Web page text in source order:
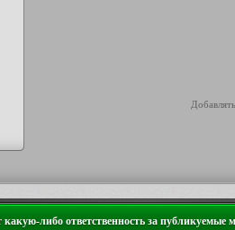
либо ответственность за публикуемые